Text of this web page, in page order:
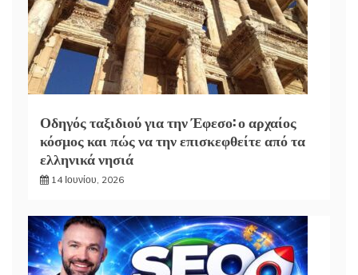
Οδηγός ταξιδιού για την Έφεσο: ο αρχαίος
κόσμος και πώς να την επισκεφθείτε από τα
ελληνικά νησιά
14 Ιουνίου, 2026